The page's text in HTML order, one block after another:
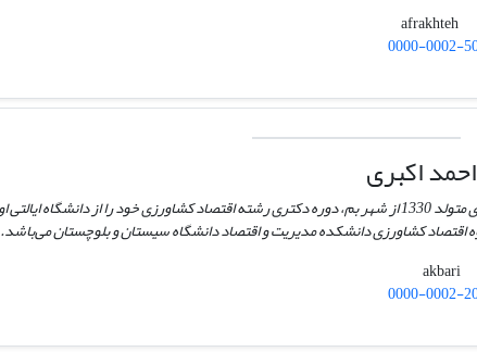
0000-0002-
اکبری
اقتصاد کشاورزی دانشکده مدیریت و اقتصاد دانشگاه سیستان و بلوچستان می‌باشد.
0000-0002-